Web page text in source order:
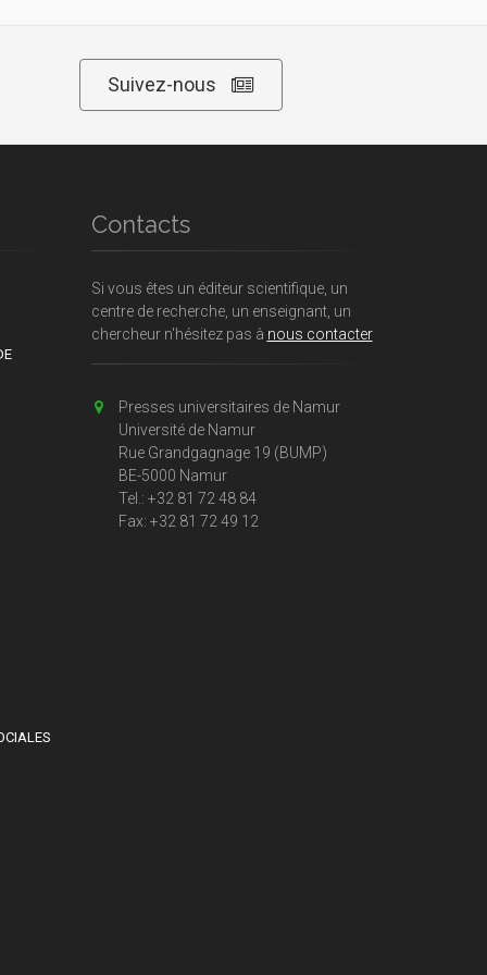
Suivez-nous
Contacts
Si vous êtes un éditeur scientifique, un
centre de recherche, un enseignant, un
chercheur n'hésitez pas à nous contacter
Presses universitaires de Namur
Université de Namur
Rue Grandgagnage 19 (BUMP)
BE-5000 Namur
Tel.: +32 81 72 48 84
Fax: +32 81 72 49 12